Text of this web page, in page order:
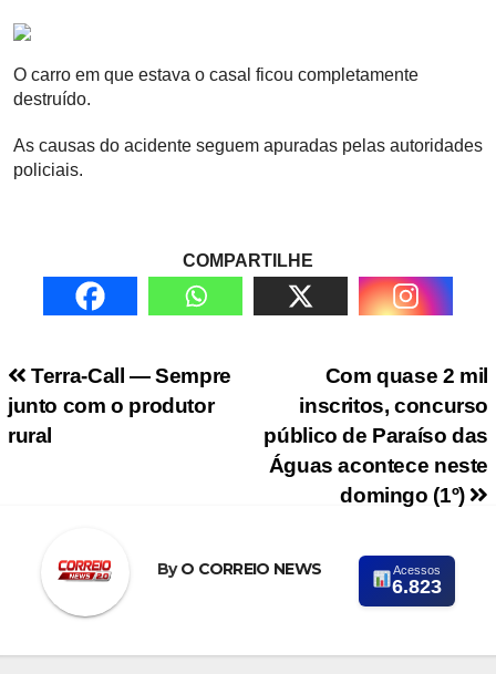
O carro em que estava o casal ficou completamente
destruído.
As causas do acidente seguem apuradas pelas autoridades
policiais.
COMPARTILHE
Navegação de PostCom quase 2 mil
inscritos, concurso
público de Paraíso das
Águas acontece neste
domingo (1º)
Terra-Call — Sempre
junto com o produtor
rural
ByO CORREIO NEWS Acessos
6.823